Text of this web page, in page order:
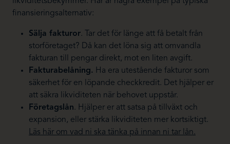
finansieringsalternativ:
Sälja fakturor. Tar det för länge att få betalt från
storföretaget? Då kan det löna sig att omvandla
fakturan till pengar direkt, mot en liten avgift.
Fakturabelåning. Ha era utestående fakturor som
säkerhet för en löpande checkkredit. Det hjälper er
att säkra likviditeten när behovet uppstår.
Företagslån. Hjälper er att satsa på tillväxt och
expansion, eller stärka likviditeten mer kortsiktigt.
Läs här om vad ni ska tänka på innan ni tar lån.